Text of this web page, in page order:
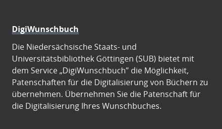
DigiWunschbuch
Die Niedersächsische Staats- und
Universitätsbibliothek Göttingen (SUB) bietet mit
dem Service „DigiWunschbuch” die Möglichkeit,
Patenschaften für die Digitalisierung von Büchern zu
übernehmen. Übernehmen Sie die Patenschaft für
die Digitalisierung Ihres Wunschbuches.